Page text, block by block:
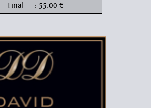
Final
: 55.00 €